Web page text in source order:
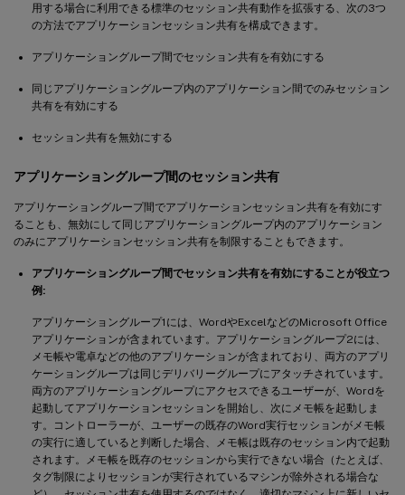
用する場合に利用できる標準のセッション共有動作を拡張する、次の3つ
の方法でアプリケーションセッション共有を構成できます。
アプリケーショングループ間でセッション共有を有効にする
同じアプリケーショングループ内のアプリケーション間でのみセッション
共有を有効にする
セッション共有を無効にする
アプリケーショングループ間のセッション共有
アプリケーショングループ間でアプリケーションセッション共有を有効にす
ることも、無効にして同じアプリケーショングループ内のアプリケーション
のみにアプリケーションセッション共有を制限することもできます。
アプリケーショングループ間でセッション共有を有効にすることが役立つ
例:
アプリケーショングループ1には、WordやExcelなどのMicrosoft Office
アプリケーションが含まれています。アプリケーショングループ2には、
メモ帳や電卓などの他のアプリケーションが含まれており、両方のアプリ
ケーショングループは同じデリバリーグループにアタッチされています。
両方のアプリケーショングループにアクセスできるユーザーが、Wordを
起動してアプリケーションセッションを開始し、次にメモ帳を起動しま
す。コントローラーが、ユーザーの既存のWord実行セッションがメモ帳
の実行に適していると判断した場合、メモ帳は既存のセッション内で起動
されます。メモ帳を既存のセッションから実行できない場合（たとえば、
タグ制限によりセッションが実行されているマシンが除外される場合な